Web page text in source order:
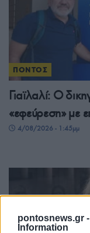
pontosnews.gr -
Information
ΠΟΝΤΟΣ
Γιαϊλαλί: Ο
«εφεύρεση» με
4/08/2026 - 1:45μμ